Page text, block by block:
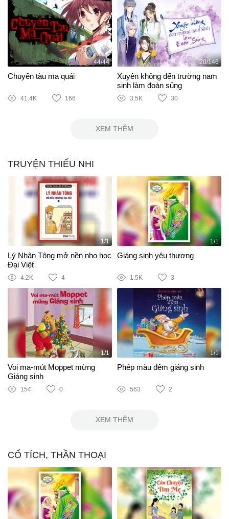
44/44
Chuyến tàu ma quái
41.4K 166
20/146
Xuyên không đến trường nam
sinh làm đoàn sủng
3.5K 30
XEM THÊM
TRUYỆN THIẾU NHI
1/1
Lý Nhân Tông mở nền nho học
Đại Việt
4.2K 4
1/1
Giáng sinh yêu thương
1.5K 3
1/1
Voi ma-mút Moppet mừng
Giáng sinh
154 0
1/1
Phép màu đêm giáng sinh
563 2
XEM THÊM
CỔ TÍCH, THẦN THOẠI